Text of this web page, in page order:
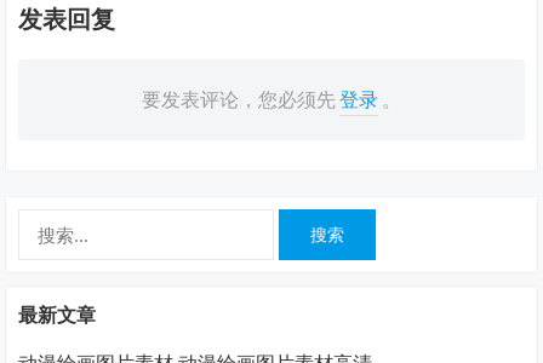
发表回复
要发表评论，您必须先登录。
最新文章